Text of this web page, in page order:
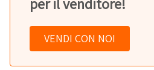
VENDI CON NOI